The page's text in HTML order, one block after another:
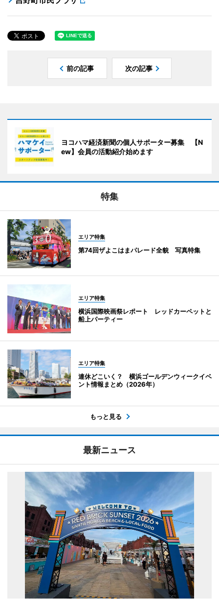
前の記事 次の記事
ヨコハマ経済新聞の個人サポーター募集 【N
ew】会員の活動紹介始めます
特集
エリア特集
第74回ザよこはまパレード全貌 写真特集
エリア特集
横浜国際映画祭レポート レッドカーペットと
船上パーティー
エリア特集
連休どこいく？ 横浜ゴールデンウィークイベ
ント情報まとめ（2026年）
もっと見る
最新ニュース